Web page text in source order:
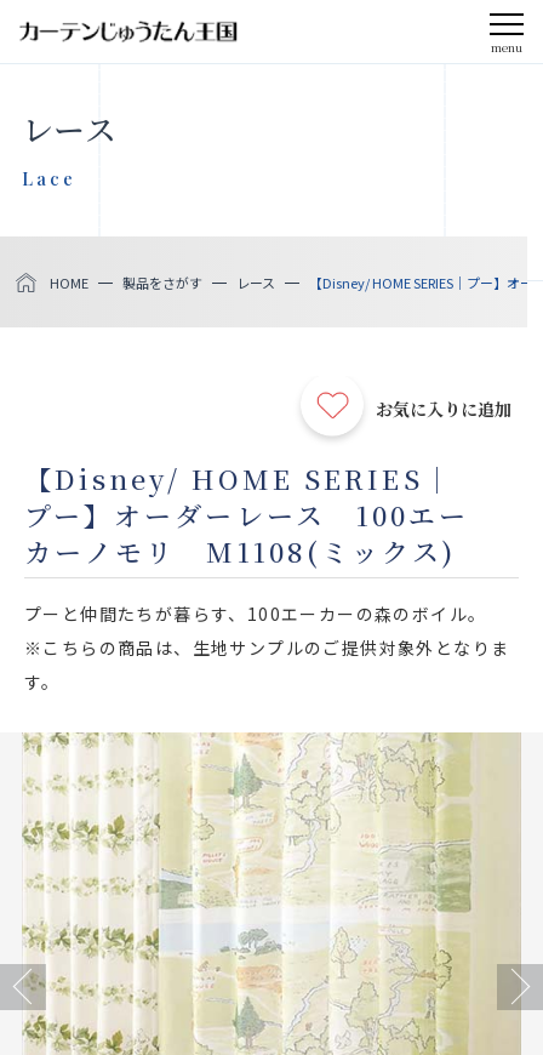
menu
お知らせ
製品をさがす
店舗をさがす
私たちのこだわり
お役立ち情報
FAQ
お問い合わせ
お気に入りリスト
レース
Lace
HOME 製品をさがす レース 【Disney/ HOME SERIES｜プー】
お気に入りに追加
【Disney/ HOME SERIES｜
プー】オーダーレース 100エー
カーノモリ M1108(ミックス)
プーと仲間たちが暮らす、100エーカーの森のボイル。
※こちらの商品は、生地サンプルのご提供対象外となりま
す。
Previous Next